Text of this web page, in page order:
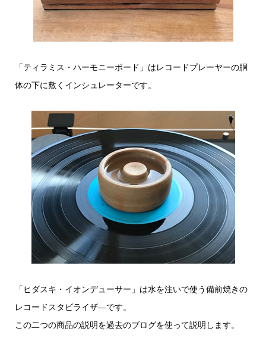
「ティラミス・ハーモニーボード」はレコードプレーヤーの胴
体の下に敷くインシュレーターです。
「ヒダスキ・イオンデューサー」は水を注いで使う備前焼きの
レコードスタビライザ―です。
この二つの商品の説明を過去のブログを使って説明します。